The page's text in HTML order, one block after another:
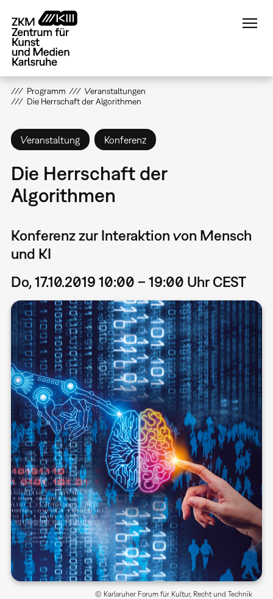
zum
Inhalt
Programm
Veranstaltungen
Die Herrschaft der Algorithmen
Veranstaltung Konferenz
Die Herrschaft der
Algorithmen
Konferenz zur Interaktion von Mensch
und KI
Do, 17.10.2019 10:00 – 19:00 Uhr CEST
© Karlsruher Forum für Kultur, Recht und Technik